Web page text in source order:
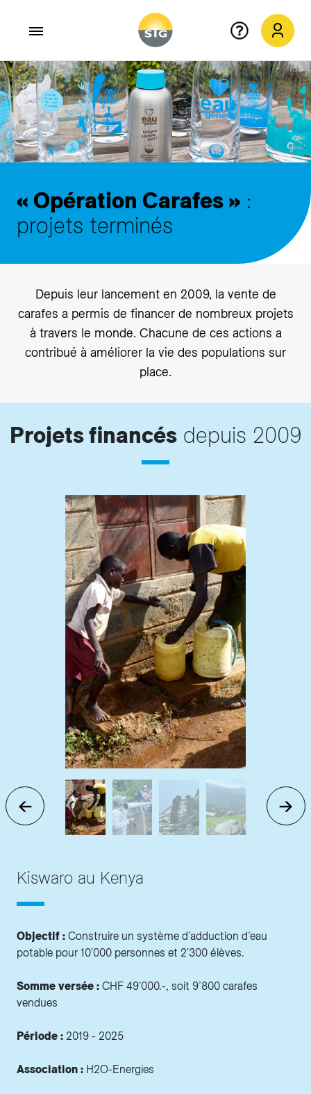
Aller au contenu principal
« Opération Carafes » :
projets terminés
Depuis leur lancement en 2009, la vente de
carafes a permis de financer de nombreux projets
à travers le monde. Chacune de ces actions a
contribué à améliorer la vie des populations sur
place.
Projets financésdepuis 2009
Kiswaro au Kenya
Objectif : Construire un système d’adduction d’eau
potable pour 10'000 personnes et 2'300 élèves.
Somme versée : CHF 49'000.-, soit 9’800 carafes
vendues
Période : 2019 - 2025
Association : H2O-Energies